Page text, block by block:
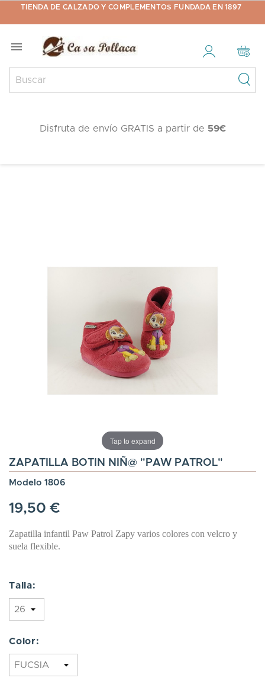
TIENDA DE CALZADO Y COMPLEMENTOS FUNDADA EN 1897

Disfruta de envío GRATIS a partir de 59€
Tap to expand
ZAPATILLA BOTIN NIÑ@ "PAW PATROL"
Modelo 1806
19,50 €
Zapatilla infantil Paw Patrol Zapy varios colores con velcro y
suela flexible.
Talla:
Color: